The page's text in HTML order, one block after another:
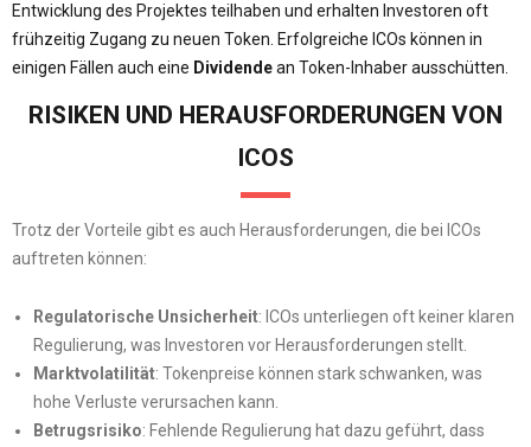
Entwicklung des Projektes teilhaben und erhalten Investoren oft
frühzeitig Zugang zu neuen Token. Erfolgreiche ICOs können in
einigen Fällen auch eine Dividendean Token-Inhaber ausschütten.
RISIKEN UND HERAUSFORDERUNGEN VON
ICOS
Trotz der Vorteile gibt es auch Herausforderungen, die bei ICOs
auftreten können:
Regulatorische Unsicherheit: ICOs unterliegen oft keiner klaren
Regulierung, was Investoren vor Herausforderungen stellt.
Marktvolatilität: Tokenpreise können stark schwanken, was
hohe Verluste verursachen kann.
Betrugsrisiko: Fehlende Regulierung hat dazu geführt, dass